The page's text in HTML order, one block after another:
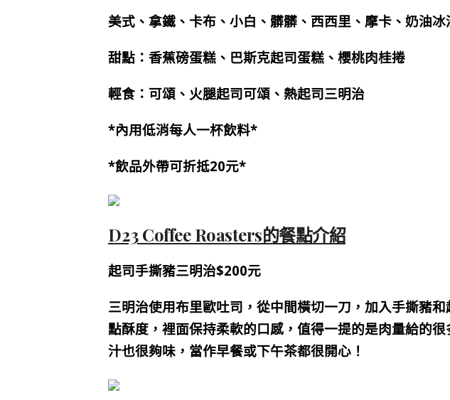
美式、拿鐵、卡布、小白、髒髒、西西里、摩卡、奶油
甜點：香蕉磅蛋糕、巴斯克起司蛋糕、櫻桃肉桂捲
輕食：可頌、火腿起司可頌、熱起司三明治
*內用低消每人一杯飲料*
*飲品外帶可折抵20元*
D23 Coffee Roasters的餐點介紹
起司手撕豬三明治$200元
三明治使用布里歐吐司，從中間橫切一刀，加入手撕豬
點酥度，裡面保持柔軟的口感，值得一提的是肉量給的
汁也很夠味，當作早餐或下午茶都很開心！